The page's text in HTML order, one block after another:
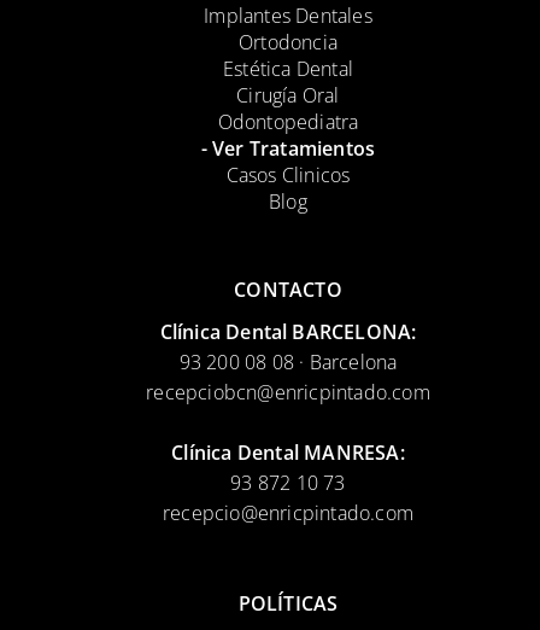
Implantes Dentales
Ortodoncia
Estética Dental
Cirugía Oral
Odontopediatra
- Ver Tratamientos
Casos Clinicos
Blog
CONTACTO
Clínica Dental BARCELONA:
93 200 08 08 · Barcelona
recepciobcn@enricpintado.com
Clínica Dental MANRESA:
93 872 10 73
recepcio@enricpintado.com
POLÍTICAS